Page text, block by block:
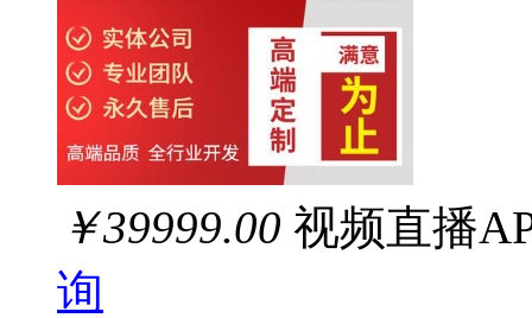
￥39999.00 视频直播
询